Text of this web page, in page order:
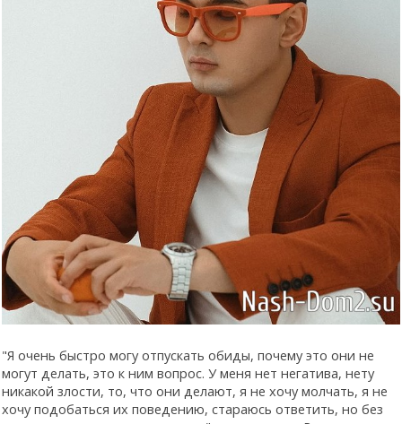
"Я очень быстро могу отпускать обиды, почему это они не
могут делать, это к ним вопрос. У меня нет негатива, нету
никакой злости, то, что они делают, я не хочу молчать, я не
хочу подобаться их поведению, стараюсь ответить, но без